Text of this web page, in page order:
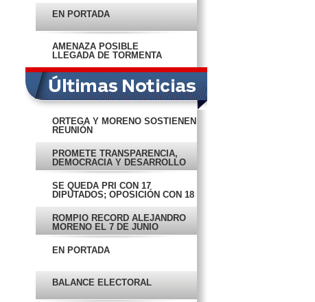
EN PORTADA
AMENAZA POSIBLE
LLEGADA DE TORMENTA
ORTEGA Y MORENO SOSTIENEN
REUNIÓN
PROMETE TRANSPARENCIA,
DEMOCRACIA Y DESARROLLO
SE QUEDA PRI CON 17
DIPUTADOS; OPOSICIÓN CON 18
ROMPIÓ RÉCORD ALEJANDRO
MORENO EL 7 DE JUNIO
EN PORTADA
BALANCE ELECTORAL